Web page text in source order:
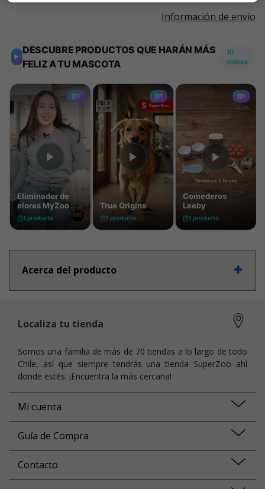
Información de envío
Acerca del producto
Localiza tu tienda
Somos una familia de más de 70 tiendas a lo largo de todo
Chile, así que siempre tendrás una tienda SuperZoo ahí
donde estés. ¡Encuentra la más cercana!
Mi cuenta
Guía de Compra
Contacto